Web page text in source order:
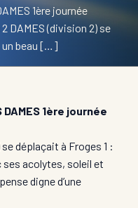
1ère journée
DAMES (division 2) se
un beau […]
DAMES 1ère journée
déplaçait à Froges 1 :
ses acolytes, soleil et
digne d’une